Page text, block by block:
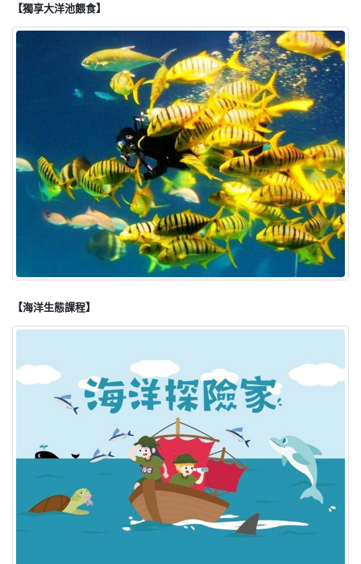
【獨享大洋池餵食】
【海洋生態課程】